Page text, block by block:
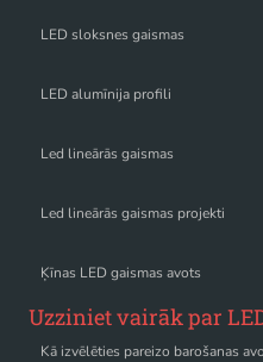
LED sloksnes gaismas
LED alumīnija profili
Led lineārās gaismas
Led lineārās gaismas projekti
Ķīnas LED gaismas avots
Uzziniet vairāk par
Kā izvēlēties pareizo barošanas